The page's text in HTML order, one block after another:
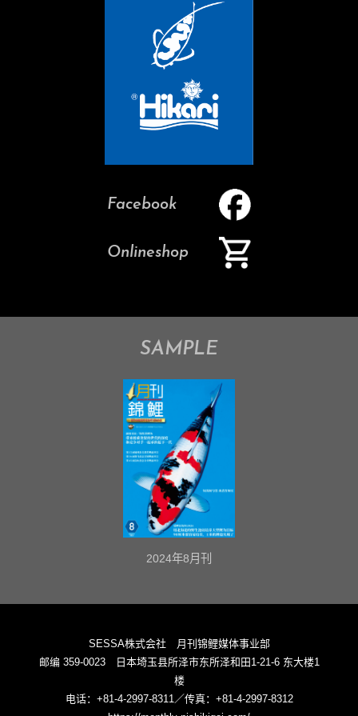
Facebook
Onlineshop
SAMPLE
2024年8月刊
SESSA株式会社 月刊锦鲤媒体事业部
邮编 359-0023 日本埼玉县所泽市东所泽和田1-21-6 东大楼1
楼
电话：+81-4-2997-8311／传真：+81-4-2997-8312